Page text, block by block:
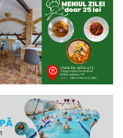
Ionuț Parghel
2de 2